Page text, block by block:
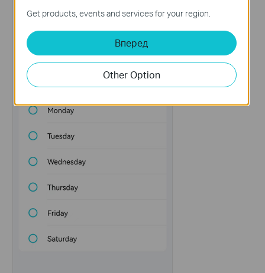
Get products, events and services for your region.
Вперед
Other Option